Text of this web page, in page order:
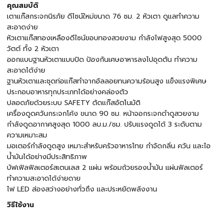
คุณสมบัติ
เตาแก๊สกระจกนิรภัย ดีไซน์ใหม่ขนาด 76 ซม. 2 หัวเตา ดูแลทำความ
สะอาดง่าย
หัวเตาแก๊สทองเหลืองดีไซน์ขอบทองสวยงาม กำลังไฟสูงสุด 5000
วัตต์ ทั้ง 2 หัวเตา
ออกแบบฐานหัวเตาแบบปิด ป้องกันเศษอาหารลงไปอุดตัน ทำความ
สะอาดได้ง่าย
ฐานหัวเตาและชุดท่อแก๊สทำจากอัลลอยทนความร้อนสูง แข็งแรงพิเศษ
ประกอบอาหารทุกประเภทได้อย่างคล่องตัว
ปลอดภัยด้วยระบบ SAFETY ตัดแก๊สอัตโนมัติ
เครื่องดูดควันกระจกโค้ง ขนาด 90 ซม. หน้าจอกระจกดำดูสวยงาม
กำลังดูดอากาศสูงสุด 1000 ลบ.ม./ชม. ปรับแรงดูดได้ 3 ระดับตาม
ความเหมาะสม
มอเตอร์กำลังดูดสูง เหมาะสำหรับครัวอาหารไทย กำจัดกลิ่น ควัน และไอ
น้ำมันได้อย่างมีประสิทธิภาพ
บัฟเฟิลฟิลเตอร์สเตนเลส 2 แผ่น พร้อมถ้วยรองน้ำมัน แผ่นฟิลเตอร์
ทำความสะอาดได้ง่ายดาย
ไฟ LED ส่องสว่างอย่างทั่วถึง และประหยัดพลังงาน
วิธีใช้งาน